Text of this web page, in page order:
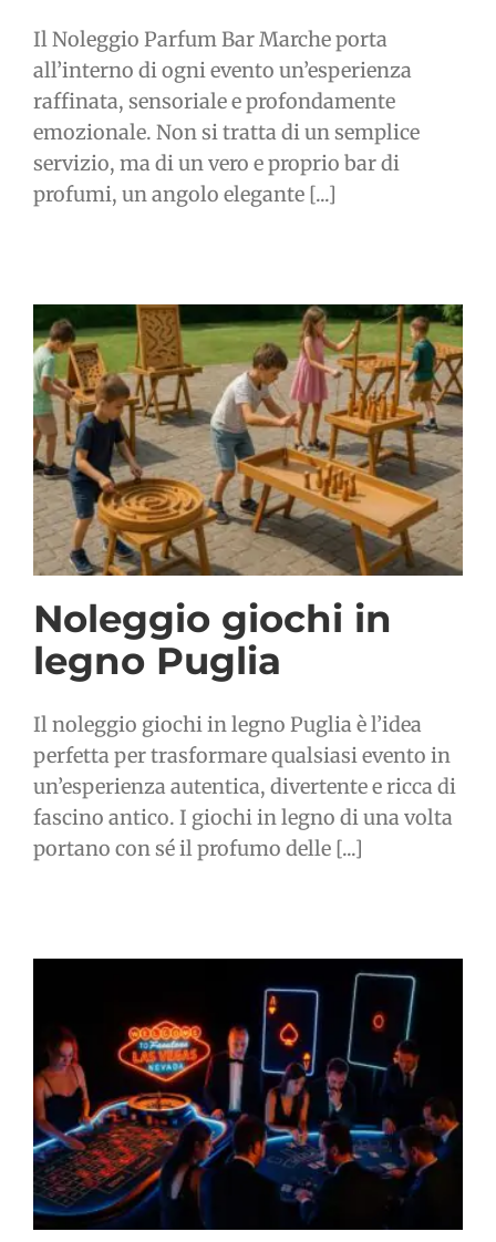
Il Noleggio Parfum Bar Marche porta
all’interno di ogni evento un’esperienza
raffinata, sensoriale e profondamente
emozionale. Non si tratta di un semplice
servizio, ma di un vero e proprio bar di
profumi, un angolo elegante [...]
Noleggio giochi in
legno Puglia
Il noleggio giochi in legno Puglia è l’idea
perfetta per trasformare qualsiasi evento in
un’esperienza autentica, divertente e ricca di
fascino antico. I giochi in legno di una volta
portano con sé il profumo delle [...]